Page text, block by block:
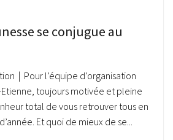
se conjugue au
| Pour l’équipe d’organisation
toujours motivée et pleine
total de vous retrouver tous en
Et quoi de mieux de se...